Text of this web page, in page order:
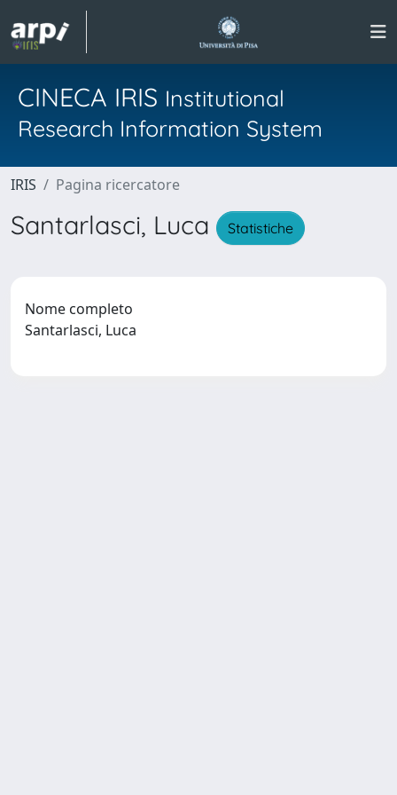
CINECA IRIS Institutional
Research Information System
IRIS Pagina ricercatore
Santarlasci, Luca Statistiche
Nome completo
Santarlasci, Luca